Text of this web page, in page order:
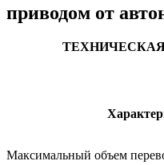
приводом от
Максимальный объем